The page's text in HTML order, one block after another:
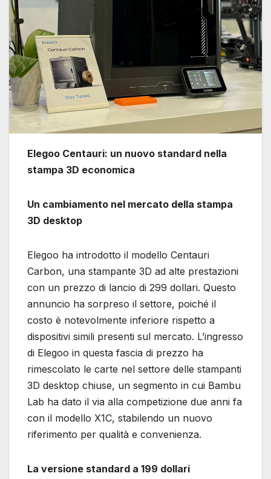
Elegoo Centauri: un nuovo standard nella
stampa 3D economica
Un cambiamento nel mercato della stampa
3D desktop
Elegoo ha introdotto il modello Centauri
Carbon, una stampante 3D ad alte prestazioni
con un prezzo di lancio di 299 dollari. Questo
annuncio ha sorpreso il settore, poiché il
costo è notevolmente inferiore rispetto a
dispositivi simili presenti sul mercato. L’ingresso
di Elegoo in questa fascia di prezzo ha
rimescolato le carte nel settore delle stampanti
3D desktop chiuse, un segmento in cui Bambu
Lab ha dato il via alla competizione due anni fa
con il modello X1C, stabilendo un nuovo
riferimento per qualità e convenienza.
La versione standard a 199 dollari